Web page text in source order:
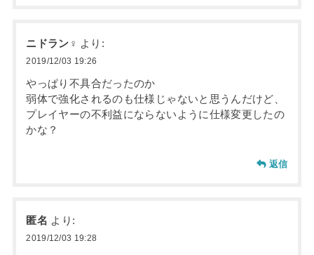
ニドラン♀ より:
2019/12/03 19:26
やっぱり不具合だったのか
弱体で強化されるのも仕様じゃないと思うんだけど、
プレイヤーの不利益にならないように仕様変更したの
かな？
返信
匿名 より:
2019/12/03 19:28